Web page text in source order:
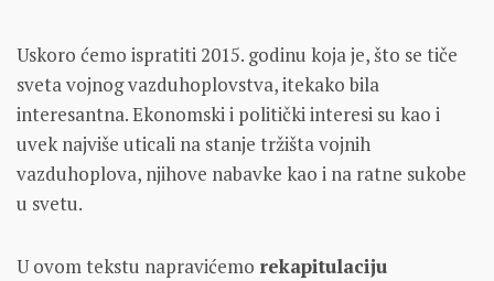
Uskoro ćemo ispratiti 2015. godinu koja je, što se tiče
sveta vojnog vazduhoplovstva, itekako bila
interesantna. Ekonomski i politički interesi su kao i
uvek najviše uticali na stanje tržišta vojnih
vazduhoplova, njihove nabavke kao i na ratne sukobe
u svetu.
U ovom tekstu napravićemo rekapitulaciju